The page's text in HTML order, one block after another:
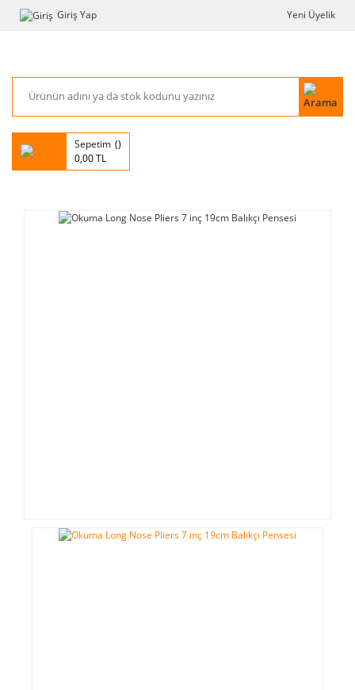
Giriş Yap Yeni Üyelik
Sepetim
0,00 TL